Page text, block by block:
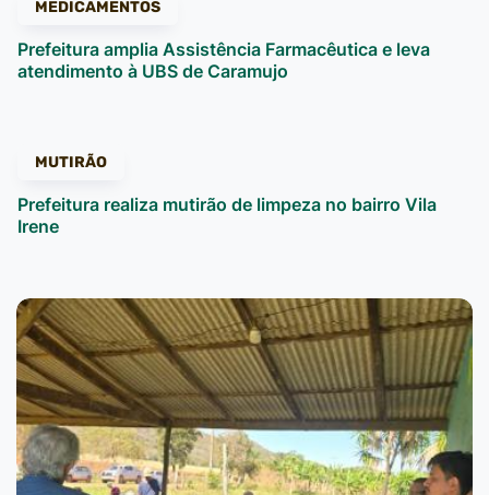
MEDICAMENTOS
Prefeitura amplia Assistência Farmacêutica e leva
atendimento à UBS de Caramujo
MUTIRÃO
Prefeitura realiza mutirão de limpeza no bairro Vila
Irene